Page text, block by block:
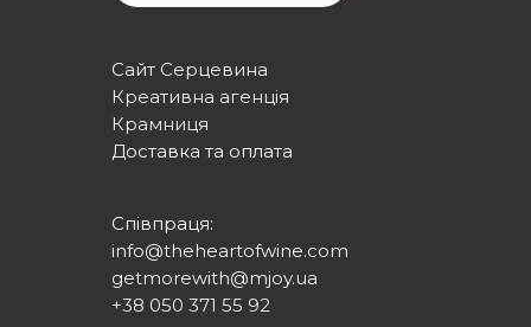
Сайт Серцевина
Креативна агенція
Крамниця
Доставка та оплата
Співпраця:
info@theheartofwine.com
getmorewith@mjoy.ua
+38 050 371 55 92